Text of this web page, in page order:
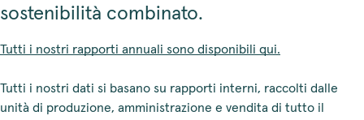
sostenibilità combinato.
Tutti i nostri rapporti annuali sono disponibili qui.
Tutti i nostri dati si basano su rapporti interni, raccolti dalle
unità di produzione, amministrazione e vendita di tutto il